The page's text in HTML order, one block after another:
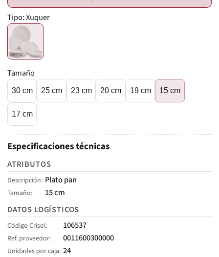
Tipo:Xuquer
Tamaño
30 cm 25 cm 23 cm 20 cm 19 cm 15 cm
17 cm
Especificaciones técnicas
ATRIBUTOS
Descripción Plato pan
Tamaño
15 cm
DATOS LOGÍSTICOS
Código Crisol 106537
Ref. proveedor 0011600300000
Unidades por caja 24